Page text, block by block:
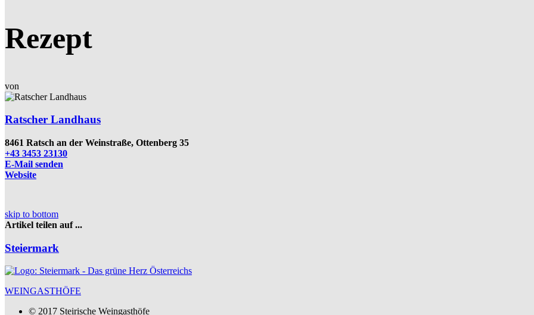
Rezept
von
Ratscher Landhaus
8461 Ratsch an der Weinstraße, Ottenberg 35
+43 3453 23130
E-Mail senden
Website
skip to bottom
Artikel teilen auf ...
Steiermark
WEINGASTHÖFE
© 2017 Steirische Weingasthöfe